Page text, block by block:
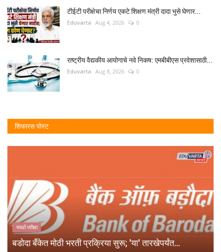
टीईटी परीक्षेचा निर्णय एकटे शिक्षण मंत्री दादा भुसे घेणार...
Eduvarta Aug 4, 2026 0
राष्ट्रीय वैद्यकीय आयोगाचे नवे निकष: एमबीबीएस प्रवेशासाठी...
Eduvarta Aug 8, 2026 0
शिफारस पोस्ट
स्पर्धा परीक्षा
बडोदा बँकेत मोठी भरती प्रक्रिया सुरू; 'या' तारखेपर्यंत...